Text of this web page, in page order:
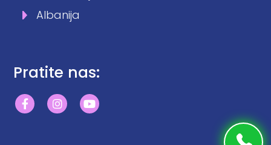
Albanija
Pratite nas: